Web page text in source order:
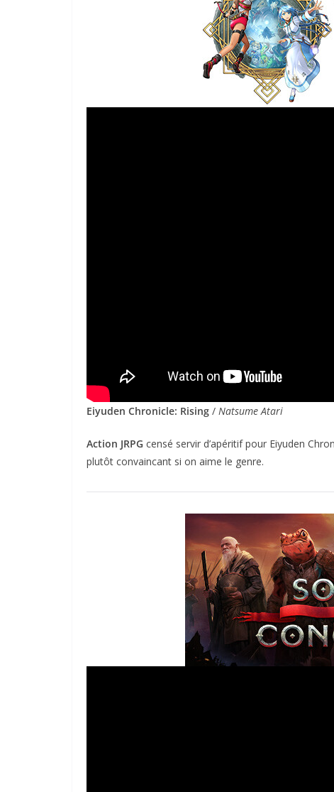
Eiyuden Chronicle: Rising / Natsume Atari
Action JRPG censé servir d’apéritif pour Eiyuden
plutôt convaincant si on aime le genre.